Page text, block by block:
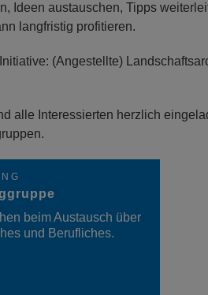
Ideen austauschen, Tipps
langfristig profitieren.
(Angestellte)
alle Interessierten herzlich
beim Austausch über
und Berufliches.